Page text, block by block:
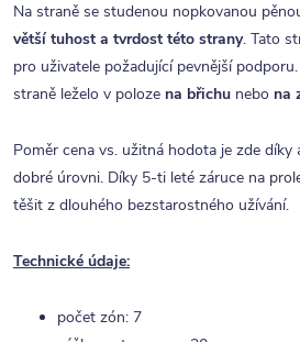
Na straně se studenou nopkovanou
větší tuhost a tvrdost této strany. Tato
pro uživatele požadující pevnější
straně leželo v poloze na břichu nebo na
Poměr cena vs. užitná hodota je zde díky
dobré úrovni. Díky 5-ti leté záruce na
těšit z dlouhého bezstarostného užívání.
Technické údaje:
počet zón: 7